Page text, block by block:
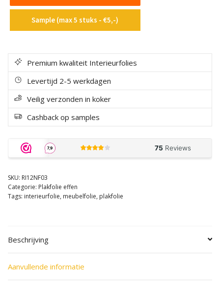
Blush
Sample (max 5 stuks - €5,-)
Premium kwaliteit Interieurfolies
Levertijd 2-5 werkdagen
Veilig verzonden in koker
Cashback op samples
SKU: RI12NF03
Categorie: Plakfolie effen
Tags: interieurfolie, meubelfolie, plakfolie
Beschrijving
Aanvullende informatie